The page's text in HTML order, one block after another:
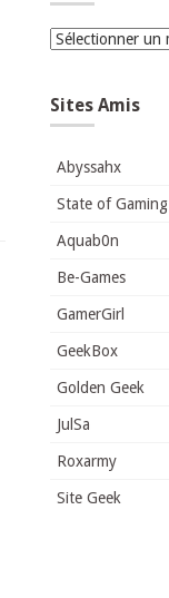
Archives
Sites Amis
Abyssahx
State of Gaming
Aquab0n
Be-Games
GamerGirl
GeekBox
Golden Geek
JulSa
Roxarmy
Site Geek